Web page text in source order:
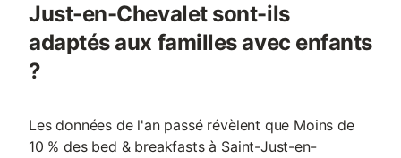
Just-en-Chevalet sont-ils
adaptés aux familles avec enfants
?
Les données de l'an passé révèlent que Moins de
10 % des bed & breakfasts à Saint-Just-en-